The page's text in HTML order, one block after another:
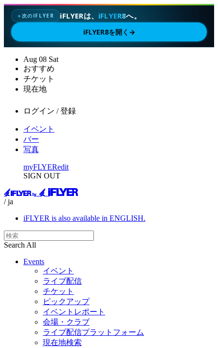
✦次のIFLYER iFLYERは、 iFLYER8へ。
iFLYER8を開く →
Aug 08 Sat
おすすめ
チケット
現在地
ログイン / 登録
イベント
バー
写真
myFLYERedit
SIGN OUT
/ ja
iFLYER is also available in ENGLISH.
Search All
Events
イベント
ライブ配信
チケット
ピックアップ
イベントレポート
会場・クラブ
ライブ配信プラットフォーム
現在地検索